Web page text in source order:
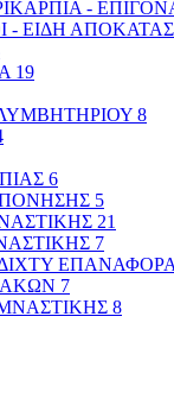
-
- ΕΙΔΗ
19
8
6
5
21
7
7
8